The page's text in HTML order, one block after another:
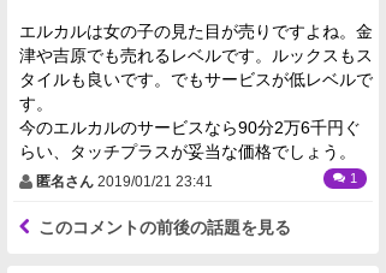
エルカルは女の子の見た目が売りですよね。金
津や吉原でも売れるレベルです。ルックスもス
タイルも良いです。でもサービスが低レベルで
す。
今のエルカルのサービスなら90分2万6千円ぐ
らい、タッチプラスが妥当な価格でしょう。
匿名さん 2019/01/21 23:41 1
このコメントの前後の話題を見る